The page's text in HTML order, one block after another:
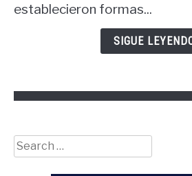
las
establecieron formas...
SIGUE
Search
for: